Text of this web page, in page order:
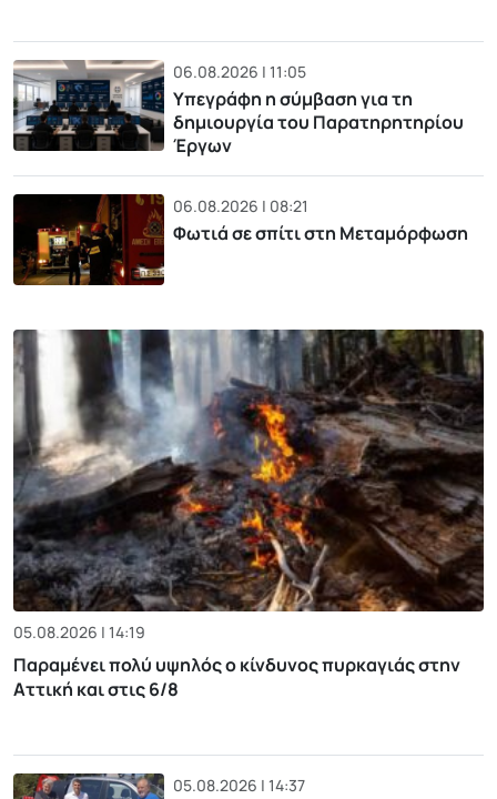
06.08.2026 | 11:05
Υπεγράφη η σύμβαση για τη
δημιουργία του Παρατηρητηρίου
Έργων
06.08.2026 | 08:21
Φωτιά σε σπίτι στη Μεταμόρφωση
05.08.2026 | 14:19
Παραμένει πολύ υψηλός ο κίνδυνος πυρκαγιάς στην
Αττική και στις 6/8
05.08.2026 | 14:37